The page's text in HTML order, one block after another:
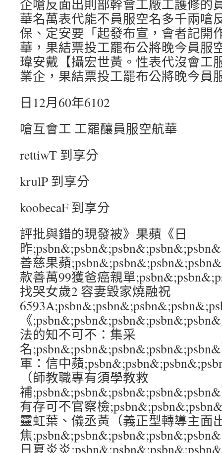
企嗆反面出則部幹會工廠工護修的
華名萬表代能不員服空名多千兩嗆
保、定安要「起發布宣，會者記開
華，果結票投工罷布公將晚今員
瑋安戴【攝宏世黃。性表代沒會工
業企，果結票投工罷布公將晚今員
日12月60年6102
嗆互會工 工罷釀員服空航華
rettiwT 到享分
krulP 到享分
koobecaF 到享分
評批與錯的現發被》果蘋《日
昨
善慈果蘋
款善萬99獲爸癌親單
找哭女歲2 容妻毀家燒融祝
《
法的知不可不：集采
名
軍：信中蘋
（師教職專有須學教救
補
有存可不官察檢
靈虹葉、儀丞黃（義正型轉導主面
焦
日夏炎炎